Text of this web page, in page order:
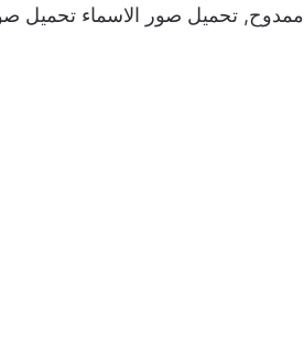
ممدوح, تحميل صور الاسماء تحميل